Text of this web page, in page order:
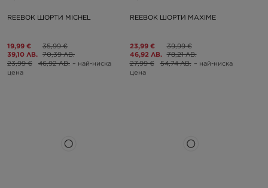
REEBOK ШОРТИ MICHEL
19,99 €
39,10 ЛВ.
35,99 €
70,39 ЛВ.
23,99 €
46,92 ЛВ. – най-ниска
цена
REEBOK ШОРТИ MAXIME
23,99 €
46,92 ЛВ.
39,99 €
78,21 ЛВ.
27,99 €
54,74 ЛВ. – най-ниска
цена